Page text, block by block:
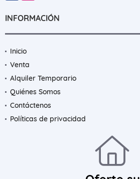
INFORMACIÓN
Inicio
Venta
Alquiler Temporario
Quiénes Somos
Contáctenos
Políticas de privacidad